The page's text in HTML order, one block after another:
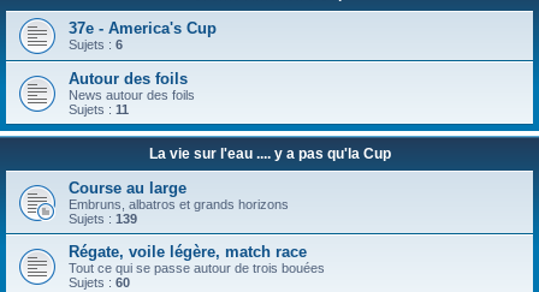
37e - America's Cup
Sujets : 6
Autour des foils
News autour des foils
Sujets : 11
La vie sur l'eau .... y a pas qu'la Cup
Course au large
Embruns, albatros et grands horizons
Sujets : 139
Régate, voile légère, match race
Tout ce qui se passe autour de trois bouées
Sujets : 60